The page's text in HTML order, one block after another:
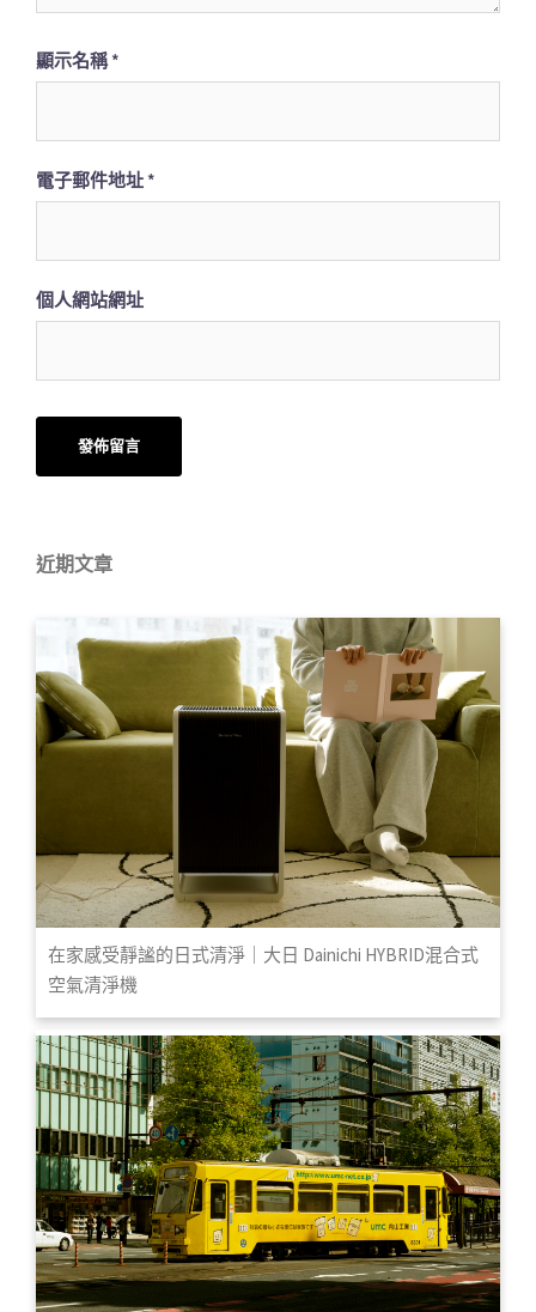
顯示名稱*
電子郵件地址 *
個人網站網址
近期文章
在家感受靜謐的日式清淨｜大日 Dainichi HYBRID混合式
空氣清淨機